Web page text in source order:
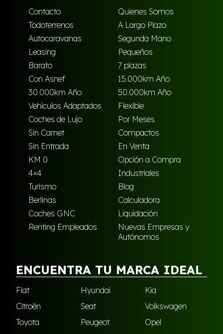
Contacto
Quienes Somos
Todoterrenos
A Largo Plazo
Autocaravanas
Segunda Mano
Leasing
Pequeños
Barato
7 plazas
Con Asnef
15.000km Año
30.000km Año
50.000km Año
Vehículos Adaptados
Flexible
Coches de Lujo
Por Meses
Sin Carnet
Compactos
Sin Entrada
En Venta
KM 0
Opción a Compra
4×4
Industriales
Turismo
Blog
Berlinas
Calculadora
Coches GNC
Liquidación
Renting Empleados
Nuevas Empresas y
Autónomos
ENCUENTRA TU MARCA IDEAL
Fiat Hyundai
Kia
Citroën
Seat
Volkswagen
Toyota
Peugeot
Opel